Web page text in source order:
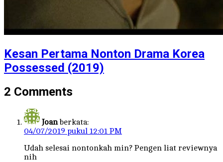
Kesan Pertama Nonton Drama Korea
Possessed (2019)
2 Comments
Joan berkata:
04/07/2019 pukul 12:01 PM
Udah selesai nontonkah min? Pengen liat reviewnya
nih